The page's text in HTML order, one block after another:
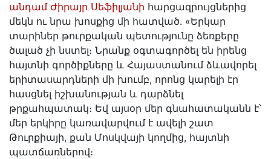
անդամ Ժիրայր Սեֆիլյանի հարցազրույցներից
մեկն ու նրա խոսքից մի հատված․ «Երկար
տարիներ թուրքական պետությունը ձեռքերը
ծալած չի նստել։ Նրանք օգտագործել են իրենց
հայտնի գործիքները և Հայաստանում ձևավորել
երիտասարդների մի խումբ, որոնց կարելի էր
հասցնել իշխանության և դարձնել
թրքահպատակ։ Եվ այսօր մեր գնահատականն է՝
մեր երկիրը կառավարվում է ավելի շատ
Թուրքիայի, քան Մոսկվայի կողմից, հայտնի
պատճառներով։